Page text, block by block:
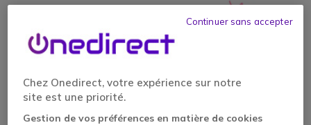
Chez Onedirect, votre expérience sur notre
site est une priorité.
Gestion de vos préférences en matière de cookies
Continuer sans accepter